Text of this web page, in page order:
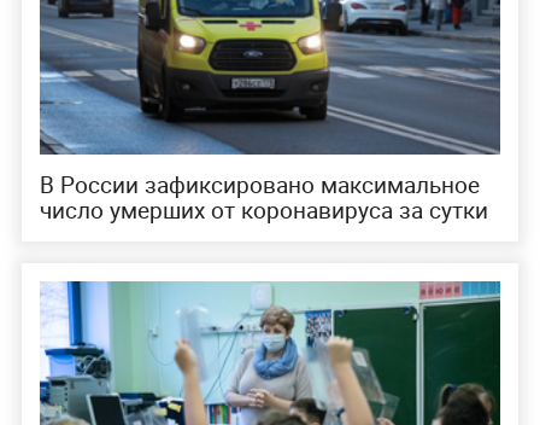
В России зафиксировано максимальное
число умерших от коронавируса за сутки